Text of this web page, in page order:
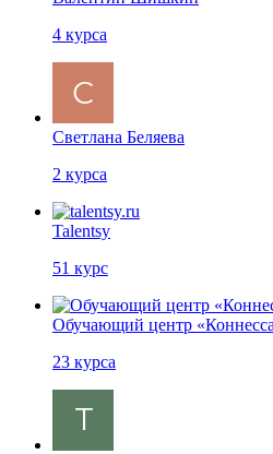
4 курса
Светлана Беляева
2 курса
Talentsy
51 курс
Обучающий центр
23 курса